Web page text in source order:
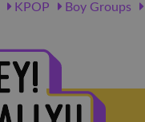
KPOP Boy Groups